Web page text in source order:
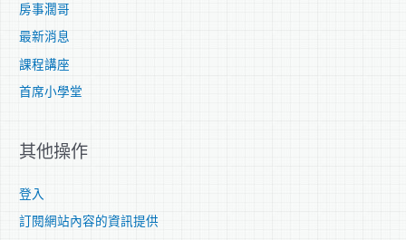
房事濶哥
最新消息
課程講座
首席小學堂
其他操作
登入
訂閱網站內容的資訊提供